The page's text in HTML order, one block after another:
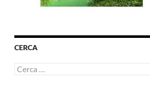
CERCA
Ricerca
per: